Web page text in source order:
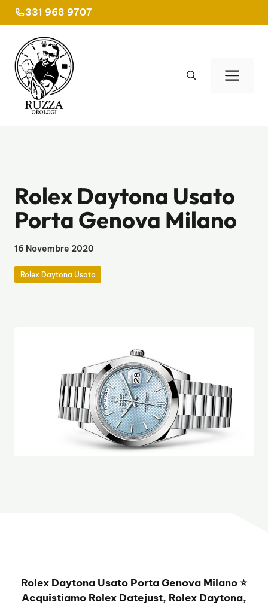
al
contenuto
331 968 9707
Rolex Daytona Usato
Porta Genova Milano
16 Novembre 2020
Rolex Daytona Usato
Rolex Daytona Usato Porta Genova Milano ⭐
Acquistiamo Rolex Datejust, Rolex Daytona,